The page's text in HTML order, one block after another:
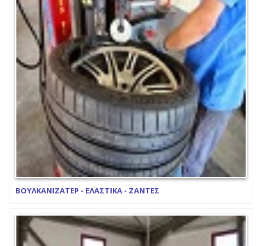
ΒΟΥΛΚΑΝΙΖΑΤΕΡ - ΕΛΑΣΤΙΚΑ - ΖΑΝΤΕΣ